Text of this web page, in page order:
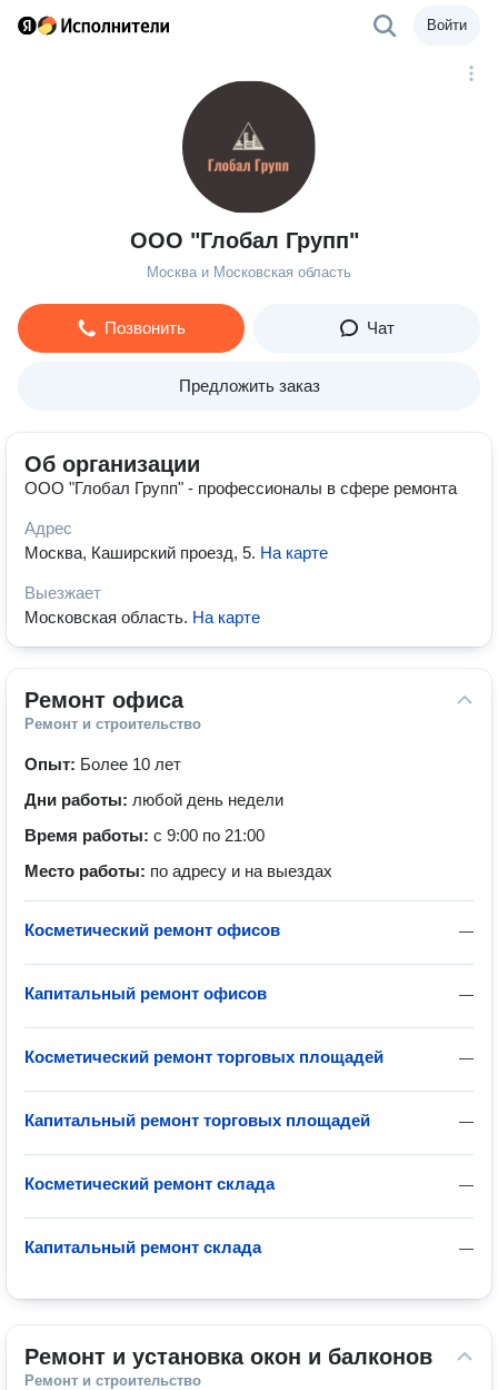
Войти
ООО "Глобал Групп"
Москва и Московская область
Позвонить Чат
Предложить заказ
Об организации
ООО "Глобал Групп" - профессионалы в сфере ремонта
Адрес
Москва, Каширский проезд, 5. На карте
Выезжает
Московская область. На карте
Ремонт офиса
Ремонт и строительство
Опыт: Более 10 лет
Дни работы: любой день недели
Время работы: с 9:00 по 21:00
Место работы: по адресу и на выездах
—
Косметический ремонт офисов
—
Капитальный ремонт офисов
—
Косметический ремонт торговых площадей
—
Капитальный ремонт торговых площадей
—
Косметический ремонт склада
—
Капитальный ремонт склада
Ремонт и установка окон и балконов
Ремонт и строительство